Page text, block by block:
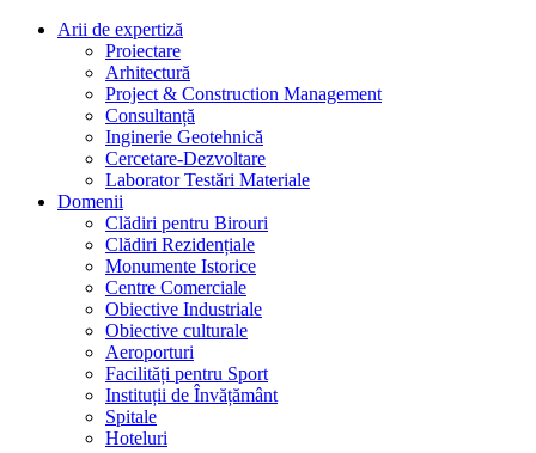
Arii de expertiză
Proiectare
Arhitectură
Project & Construction Management
Consultanță
Inginerie Geotehnică
Cercetare-Dezvoltare
Laborator Testări Materiale
Domenii
Clădiri pentru Birouri
Clădiri Rezidențiale
Monumente Istorice
Centre Comerciale
Obiective Industriale
Obiective culturale
Aeroporturi
Facilități pentru Sport
Instituții de Învățământ
Spitale
Hoteluri